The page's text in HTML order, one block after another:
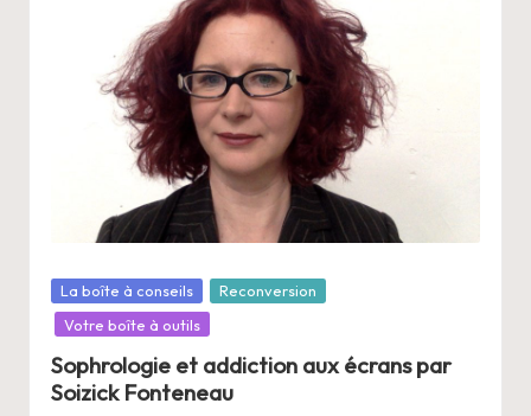
Posté
dans
La boîte à conseils
Reconversion
Votre boîte à outils
Sophrologie et addiction aux écrans par
Soizick Fonteneau